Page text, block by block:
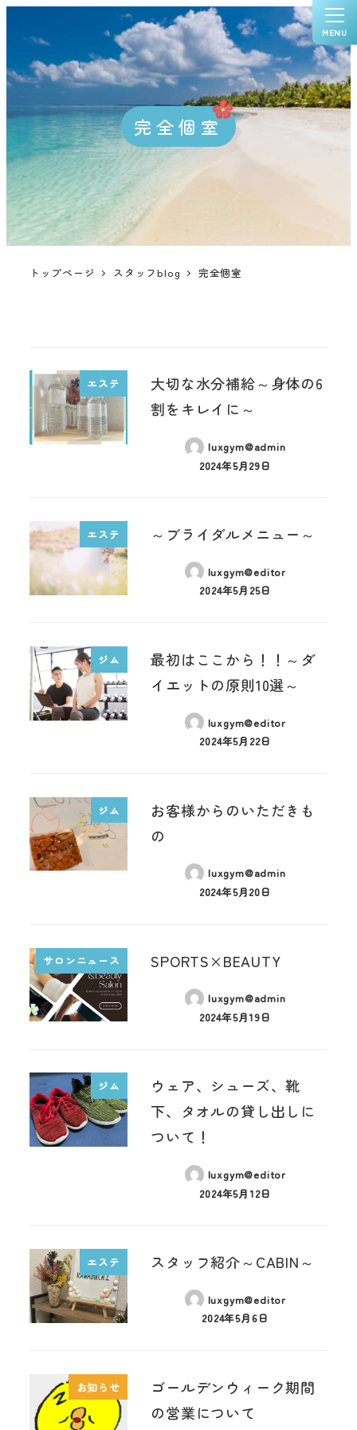
MENU
完全個室
トップページ スタッフblog 完全個室
エステ
大切な水分補給～身体の6
割をキレイに～
luxgym@admin
2024年5月29日
エステ ～ブライダルメニュー～
luxgym@editor
2024年5月25日
ジム
最初はここから！！～ダ
イエットの原則10選～
luxgym@editor
2024年5月22日
ジム
お客様からのいただきも
の
luxgym@admin
2024年5月20日
サロンニュース SPORTS×BEAUTY
luxgym@admin
2024年5月19日
ジム
ウェア、シューズ、靴
下、タオルの貸し出しに
ついて！
luxgym@editor
2024年5月12日
エステ スタッフ紹介～CABIN～
luxgym@editor
2024年5月6日
お知らせ
ゴールデンウィーク期間
の営業について